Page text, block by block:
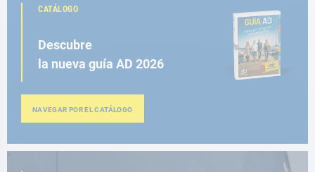
CATÁLOGO
Descubre
la nueva guía AD 2026
NAVEGAR POR EL CATÁLOGO